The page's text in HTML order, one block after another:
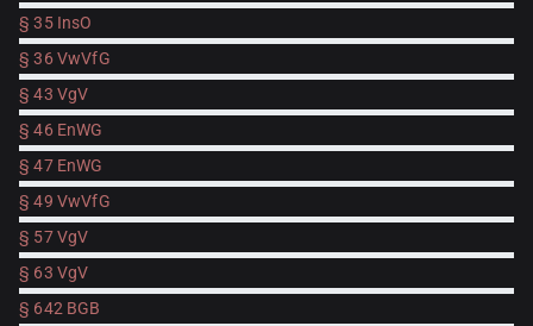
§ 35 InsO
§ 36 VwVfG
§ 43 VgV
§ 46 EnWG
§ 47 EnWG
§ 49 VwVfG
§ 57 VgV
§ 63 VgV
§ 642 BGB